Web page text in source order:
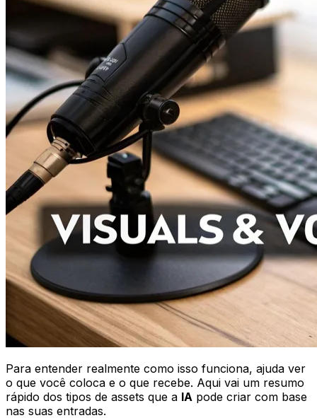
Para entender realmente como isso funciona, ajuda ver
o que você coloca e o que recebe. Aqui vai um resumo
rápido dos tipos de assets que a IA pode criar com base
nas suas entradas.